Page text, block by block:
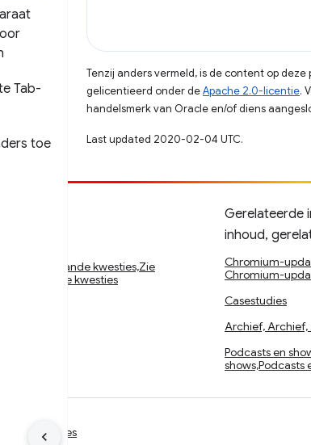
Tab-
toe
Tenzij anders vermeld, is de content op
gelicentieerd onder deApache 2.0-licentie.
handelsmerk van Oracle en/of diens
Last updated 2020-02-04 UTC.
openstaande kwesties,Zie
openstaande kwesties
Gerelateerde
inhoud,
Chromium-
Chromium-
Casestudies
Archief,
Podcasts en
shows,Podcasts
Manage cookies